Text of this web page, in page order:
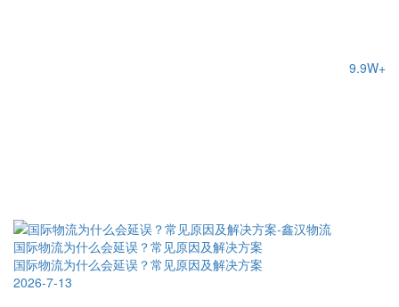
9.9W+
国际物流为什么会延误？常见原因及解决方案
国际物流为什么会延误？常见原因及解决方案
2026-7-13